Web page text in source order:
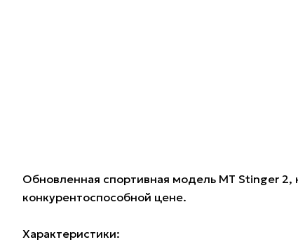
Обновленная спортивная модель MT Stinger 2,
конкурентоспособной цене.
Характеристики: